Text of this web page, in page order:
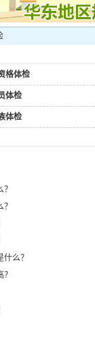
格体检
体检
体检
么？